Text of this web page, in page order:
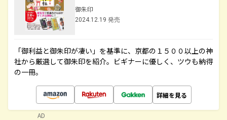
御朱印
2024.12.19 発売
「御利益と御朱印が凄い」を基準に、京都の１５００以上の神
社から厳選して御朱印を紹介。ビギナーに優しく、ツウも納得
の一冊。
詳細を見る
AD